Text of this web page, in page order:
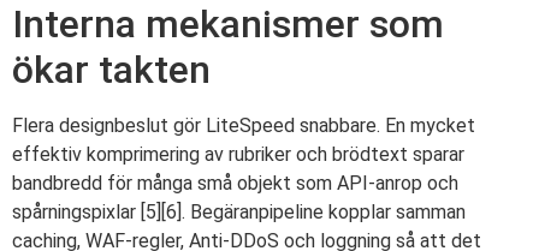
Interna mekanismer som
ökar takten
Flera designbeslut gör LiteSpeed snabbare. En mycket
effektiv komprimering av rubriker och brödtext sparar
bandbredd för många små objekt som API-anrop och
spårningspixlar [5][6]. Begäranpipeline kopplar samman
caching, WAF-regler, Anti-DDoS och loggning så att det